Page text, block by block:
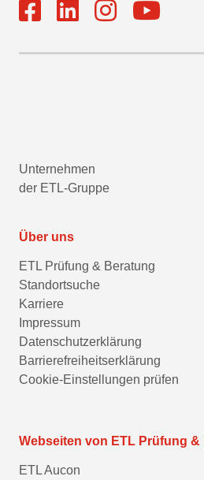
Unternehmen
der ETL-Gruppe
Über uns
ETL Prüfung & Beratung
Standortsuche
Karriere
Impressum
Datenschutzerklärung
Barrierefreiheitserklärung
Cookie-Einstellungen prüfen
Webseiten von ETL Prüfung &
ETL Aucon